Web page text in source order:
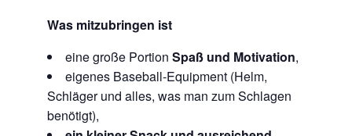
Was mitzubringen ist
eine große Portion Spaß und Motivation,
eigenes Baseball-Equipment (Helm,
Schläger und alles, was man zum Schlagen
benötigt),